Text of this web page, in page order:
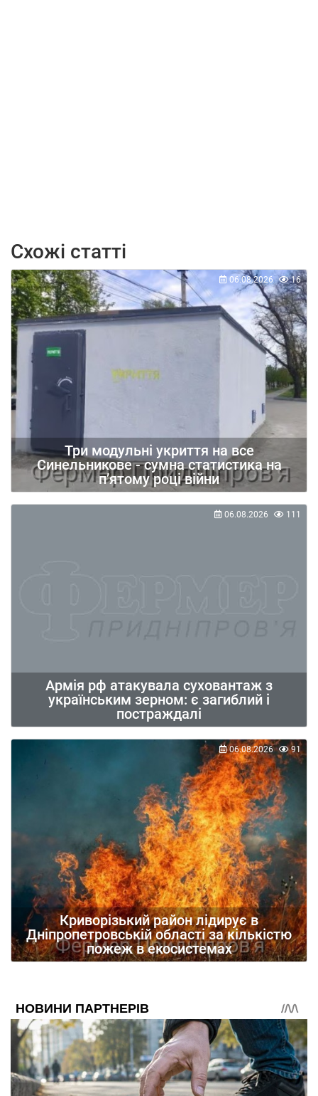
Схожі статті
Три модульні укриття на все
Синельникове - сумна статистика на
п’ятому році війни
06.08.2026 16
Армія рф атакувала суховантаж з
українським зерном: є загиблий і
постраждалі
06.08.2026 111
Криворізький район лідирує в
Дніпропетровській області за кількістю
пожеж в екосистемах
06.08.2026 91